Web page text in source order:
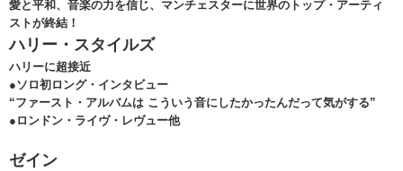
愛と平和、音楽の力を信じ、マンチェスターに世界のトップ・アーティ
ストが終結！
ハリー・スタイルズ
ハリーに超接近
●ソロ初ロング・インタビュー
“ファースト・アルバムは こういう音にしたかったんだって気がする”
●ロンドン・ライヴ・レヴュー他
ゼイン